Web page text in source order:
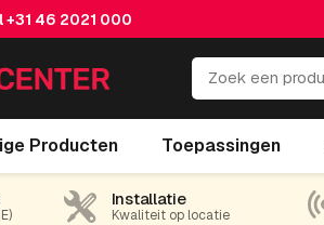
+31 46 2021 000
Producten Toepassingen
speed End-of-life
Installatie
Kwaliteit op locatie